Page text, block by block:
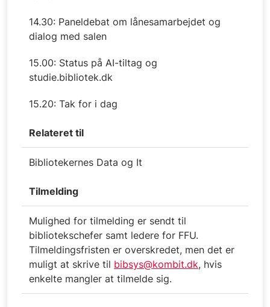
14.30: Paneldebat om lånesamarbejdet og
dialog med salen
15.00: Status på AI-tiltag og
studie.bibliotek.dk
15.20: Tak for i dag
Relateret til
Bibliotekernes Data og It
Tilmelding
Mulighed for tilmelding er sendt til
bibliotekschefer samt ledere for FFU.
Tilmeldingsfristen er overskredet, men det er
muligt at skrive til bibsys@kombit.dk, hvis
enkelte mangler at tilmelde sig.